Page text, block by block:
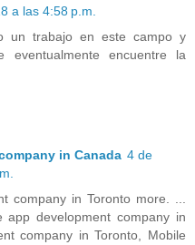
a las 4:58 p.m.
un trabajo en este campo y
eventualmente encuentre la
in Canada 4 de
company in Toronto more. ...
app development company in
company in Toronto, Mobile